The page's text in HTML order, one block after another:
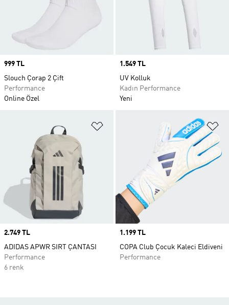
Price
999 TL
Slouch Çorap 2 Çift
Performance
Online Özel
Price
1.549 TL
UV Kolluk
Kadın Performance
Yeni
Favori Listesine Ekle
Price
2.749 TL
ADIDAS APWR SIRT ÇANTASI
Performance
6 renk
Price
1.199 TL
COPA Club Çocuk Kaleci Eldiveni
Performance